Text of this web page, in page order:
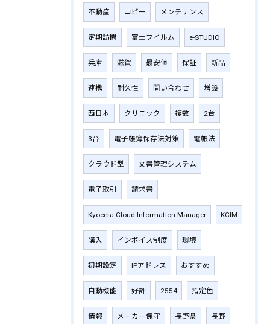
不動産 コピー メンテナンス
定期訪問 富士フイルム e-STUDIO
兵庫 滋賀 最安値 保証 新品
連携 耐久性 問い合わせ 増設
西日本 クリニック 複数 2台
3台 電子帳簿保存法対策 電帳法
クラウド型 文書管理システム
電子取引 請求書
Kyocera Cloud Information Manager KCIM
購入 インボイス制度 環境
初期設定 IPアドレス おすすめ
自動機能 好評 2554 指定色
情報 メーカー保守 長野県 長野